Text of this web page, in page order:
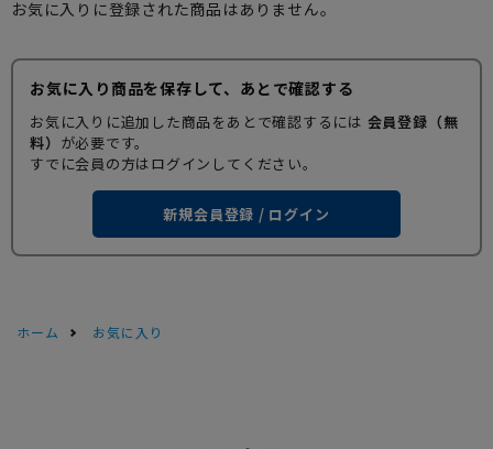
お気に入りに登録された商品はありません。
お気に入り商品を保存して、あとで確認する
お気に入りに追加した商品をあとで確認するには 会員登録（無
料） が必要です。
すでに会員の方はログインしてください。
新規会員登録 / ログイン
ホーム お気に入り